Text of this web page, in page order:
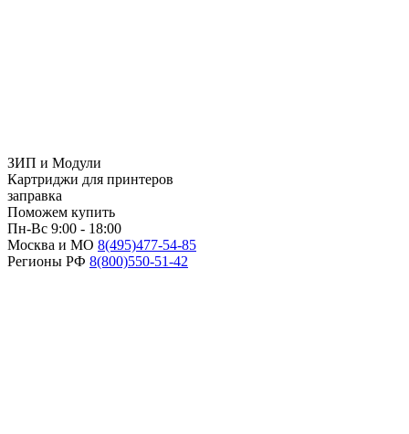
ЗИП и Модули
Картриджи для принтеров
заправка
Поможем купить
Пн-Вс 9:00 - 18:00
Москва и МО 8(495)477-54-85
Регионы РФ 8(800)550-51-42